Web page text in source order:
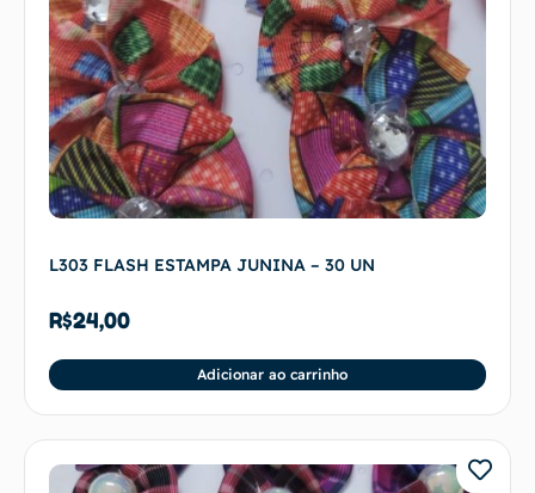
L303 FLASH ESTAMPA JUNINA – 30 UN
R$24,00
Adicionar ao carrinho